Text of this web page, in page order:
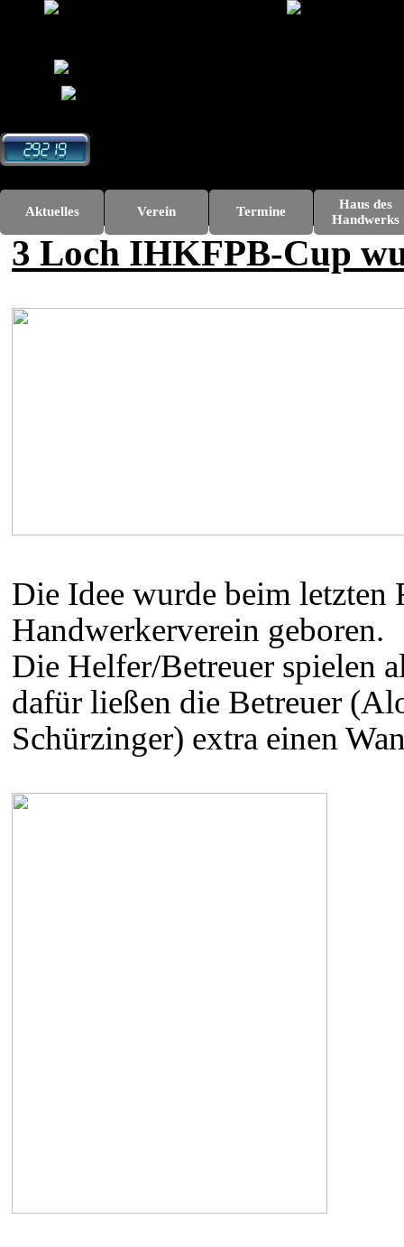
Direkt zum Seiteninhalt
Aktuelles Verein ▼
Termine ▼
Haus des
Handwerks
3 Loch IHKFPB-Cup
Die Idee wurde beim letzten
Handwerkerverein geboren.
Die Helfer/Betreuer spielen
dafür ließen die Betreuer
Schürzinger) extra einen